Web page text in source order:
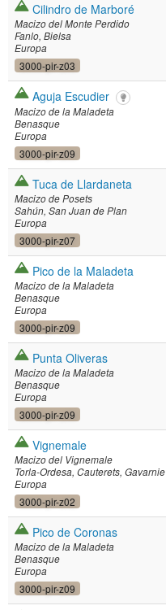
Cilindro de Marboré
Macizo del Monte Perdido
Fanlo Bielsa
Europa
3000-pir-z03
Aguja Escudier
Macizo de la Maladeta
Benasque
Europa
3000-pir-z09
Tuca de Llardaneta
Macizo de Posets
Sahún San Juan de Plan
Europa
3000-pir-z07
Pico de la Maladeta
Macizo de la Maladeta
Benasque
Europa
3000-pir-z09
Punta Oliveras
Macizo de la Maladeta
Benasque
Europa
3000-pir-z09
Vignemale
Macizo del Vignemale
Torla-Ordesa Cauterets Gavarnie
Europa
3000-pir-z02
Pico de Coronas
Macizo de la Maladeta
Benasque
Europa
3000-pir-z09